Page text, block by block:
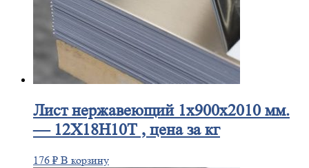
Листнержавеющий 1x900x2010 мм.
— 12Х18Н10Т , цена за кг
176 ₽ В корзину